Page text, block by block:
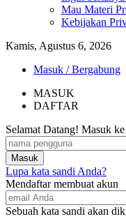
Mau Materi
Kebijakan
Kamis, Agustus 6, 2026
Masuk / Bergabung
MASUK
DAFTAR
Selamat Datang! Masuk
Lupa kata sandi Anda?
Mendaftar membuat akun
Sebuah kata sandi akan